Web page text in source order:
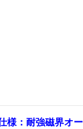
様：耐強磁界オ